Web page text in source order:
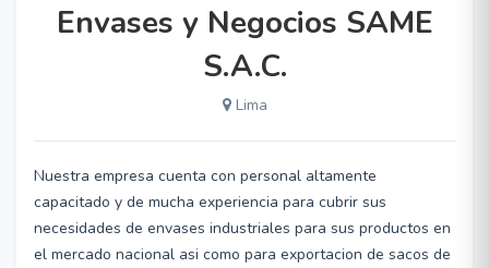
Envases y Negocios SAME
S.A.C.
Lima
Nuestra empresa cuenta con personal altamente
capacitado y de mucha experiencia para cubrir sus
necesidades de envases industriales para sus productos en
el mercado nacional asi como para exportacion de sacos de